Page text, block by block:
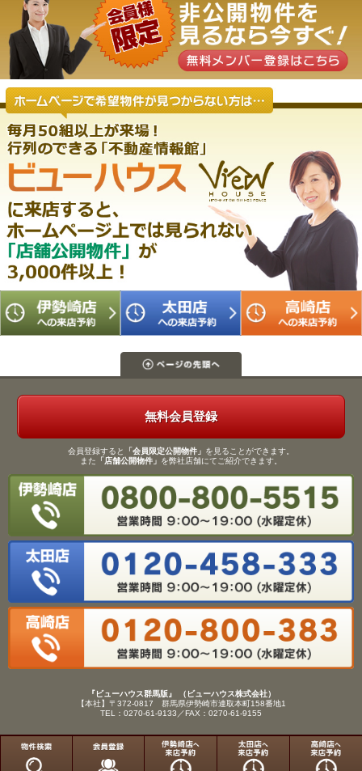
無料会員登録
会員登録すると 「会員限定公開物件」 を見ることができます。
また 「店舗公開物件」 を弊社店舗にてご紹介できます。
『ビューハウス群馬版』 （ビューハウス株式会社）
【本社】〒372-0817 群馬県伊勢崎市連取本町158番地1
TEL：0270-61-9133／FAX：0270-61-9155
Copyright(C)View House(R)Inc.All Rights Reserved.